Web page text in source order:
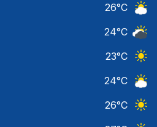
26°C
24°C
23°C
24°C
26°C